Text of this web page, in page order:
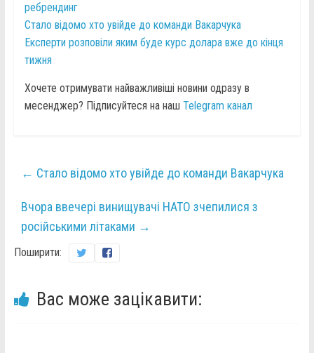
ребрендинг
Стало відомо хто увійде до команди Вакарчука
Експерти розповіли яким буде курс долара вже до кінця
тижня
Хочете отримувати найважливіші новини одразу в
месенджер? Підписуйтеся на наш Telegram канал
← Стало відомо хто увійде до команди Вакарчука
Вчора ввечері винищувачі НАТО зчепилися з
російськими літаками →
Поширити:
Вас може зацікавити: